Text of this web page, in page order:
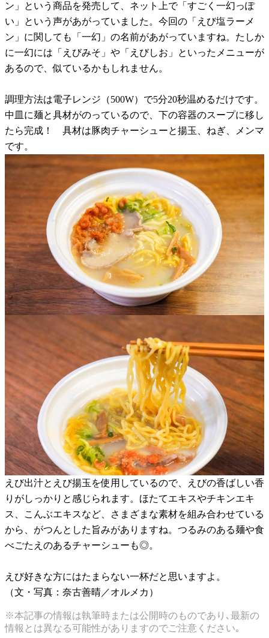
ン」という商品を発売して、ネット上で「すごく一幻っぽ
い」という声があがっていました。今回の「えび塩ラーメ
ン」に関しても「一幻」の名前があがっていますね。たしか
に一幻には「えびみそ」や「えびしお」といったメニューが
あるので、似ているかもしれません。
調理方法は電子レンジ（500W）で5分20秒温めるだけです。
中皿に麺と具材がのっているので、下の容器のスープに移し
たら完成！ 具材は豚肉チャーシューと揚玉、ねぎ、メンマ
です。
えび出汁とえび揚玉を使用しているので、えびの香ばしい香
りがしっかりと感じられます。ほたてエキスやチキンエキ
ス、こんぶエキスなど、さまざまな素材を組み合わせている
から、がつんとした旨みがありますね。つるみのある麺や食
べごたえのあるチャーシューも◎。
えび好きな方にはたまらない一杯だと思いますよ。
（文・写真：奈古善晴／オルメカ）
※本記事の情報は執筆時または公開時のものであり､最新の
情報とは異なる可能性がありますのでご注意ください｡